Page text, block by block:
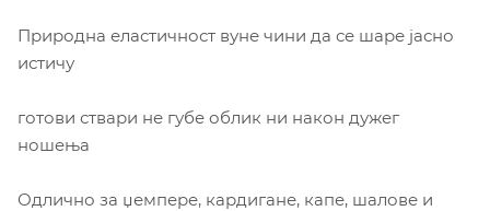
Природна еластичност вуне чини да се шаре јасно
истичу
готови ствари не губе облик ни након дужег
ношења
Одлично за џемпере, кардигане, капе, шалове и